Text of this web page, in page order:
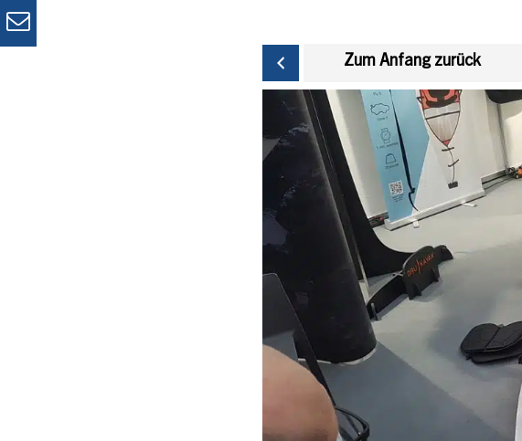
Zum Anfang zurück